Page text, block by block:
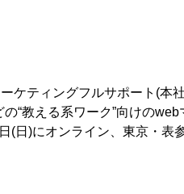
ケティングフルサポート(本社
“教える系ワーク”向けのweb
(日)にオンライン、東京・表